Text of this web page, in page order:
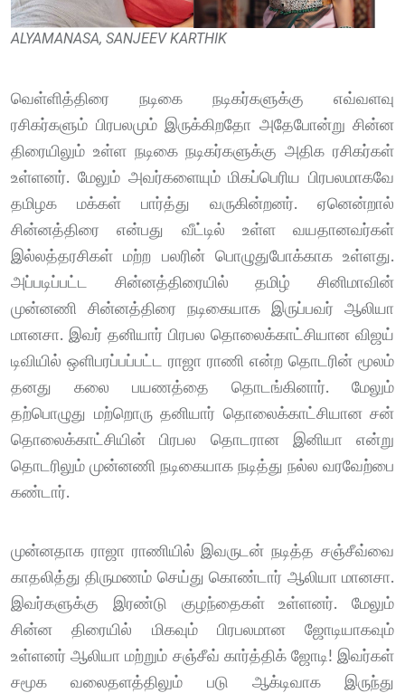
ALYAMANASA, SANJEEV KARTHIK
வெள்ளித்திரை நடிகை நடிகர்களுக்கு எவ்வளவு
ரசிகர்களும் பிரபலமும் இருக்கிறதோ அதேபோன்று சின்ன
திரையிலும் உள்ள நடிகை நடிகர்களுக்கு அதிக ரசிகர்கள்
உள்ளனர். மேலும் அவர்களையும் மிகப்பெரிய பிரபலமாகவே
தமிழக மக்கள் பார்த்து வருகின்றனர். ஏனென்றால்
சின்னத்திரை என்பது வீட்டில் உள்ள வயதானவர்கள்
இல்லத்தரசிகள் மற்ற பலரின் பொழுதுபோக்காக உள்ளது.
அப்படிப்பட்ட சின்னத்திரையில் தமிழ் சினிமாவின்
முன்னணி சின்னத்திரை நடிகையாக இருப்பவர் ஆலியா
மானசா. இவர் தனியார் பிரபல தொலைக்காட்சியான விஜய்
டிவியில் ஒளிபரப்பப்பட்ட ராஜா ராணி என்ற தொடரின் மூலம்
தனது கலை பயணத்தை தொடங்கினார். மேலும்
தற்பொழுது மற்றொரு தனியார் தொலைக்காட்சியான சன்
தொலைக்காட்சியின் பிரபல தொடரான இனியா என்று
தொடரிலும் முன்னணி நடிகையாக நடித்து நல்ல வரவேற்பை
கண்டார்.
முன்னதாக ராஜா ராணியில் இவருடன் நடித்த சஞ்சீவ்வை
காதலித்து திருமணம் செய்து கொண்டார் ஆலியா மானசா.
இவர்களுக்கு இரண்டு குழந்தைகள் உள்ளனர். மேலும்
சின்ன திரையில் மிகவும் பிரபலமான ஜோடியாகவும்
உள்ளனர் ஆலியா மற்றும் சஞ்சீவ் கார்த்திக் ஜோடி! இவர்கள்
சமூக வலைதளத்திலும் படு ஆக்டிவாக இருந்து